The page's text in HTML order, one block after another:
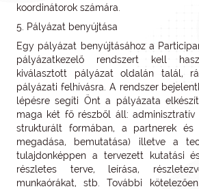
koordinátorok számára.
5. Pályázat benyújtása
Egy pályázat benyújtásához a
pályázatkezelő rendszert kell
kiválasztott pályázat oldalán talál,
pályázati felhívásra. A rendszer
lépésre segíti Önt a pályázata
maga két fő részből áll: adminisztratív
strukturált formában, a partnerek és
megadása, bemutatása) illetve a
tulajdonképpen a tervezett kutatási
részletes terve, leírása,
munkaórákat, stb. További